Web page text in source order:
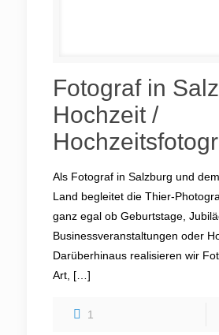
Fotograf in
Hochzeit /
Als Fotograf in Salzburg und
Land begleitet die Thier-
ganz egal ob Geburtstage,
Businessveranstaltungen oder
Darüberhinaus realisieren wir
Art, […]
1